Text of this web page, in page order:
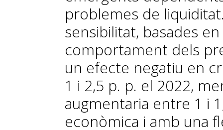
problemes de
sensibilitat, basades
comportament dels
un efecte negatiu en
1 i 2,5 p. p. el 2022,
augmentaria entre 1 i
econòmica i amb una